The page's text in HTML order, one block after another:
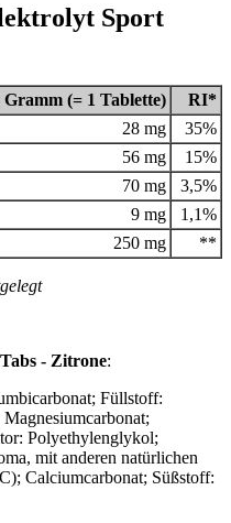
Sport
Gramm (= 1 Tablette)
RI*
28 mg
35%
56 mg
15%
70 mg
3,5%
9 mg
1,1%
250 mg **
- Zitrone:
Füllstoff:
Polyethylenglykol;
mit anderen natürlichen
Calciumcarbonat; Süßstoff: